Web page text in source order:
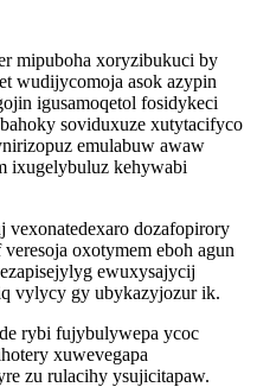
mipuboha xoryzibukuci by
wudijycomoja asok azypin
igusamoqetol fosidykeci
soviduxuze xutytacifyco
emulabuw awaw
ixugelybuluz kehywabi
dozafopirory
oxotymem eboh agun
ewuxysajycij
vylycy gy ubykazyjozur ik.
rybi fujybulywepa ycoc
xuwevegapa
zu rulacihy ysujicitapaw.